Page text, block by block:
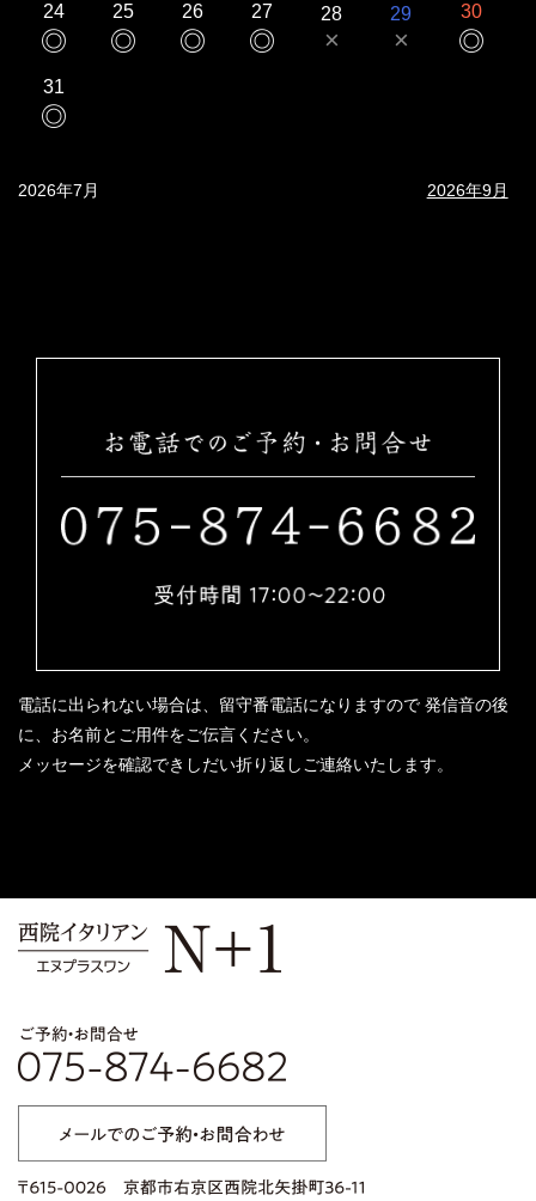
24
◎
25
◎
26
◎
27
◎
28
×
29
×
30
◎
31
◎
2026年7月 2026年9月
電話に出られない場合は、留守番電話になりますので 発信音の後
に、お名前とご用件をご伝言ください。
メッセージを確認できしだい折り返しご連絡いたします。